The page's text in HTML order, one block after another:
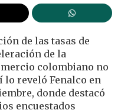
de las tasas de
de la
colombiano no
lo reveló Fenalco en
donde destacó
encuestados